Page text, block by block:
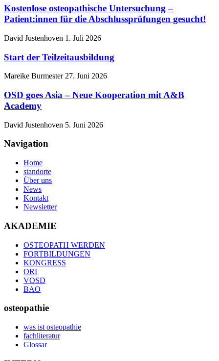
Kostenlose osteopathische Untersuchung –
Patient:innen für die Abschlussprüfungen gesucht!
David Justenhoven 1. Juli 2026
Start der Teilzeitausbildung
Mareike Burmester 27. Juni 2026
OSD goes Asia – Neue Kooperation mit A&B
Academy
David Justenhoven 5. Juni 2026
Navigation
Home
standorte
Über uns
News
Kontakt
Newsletter
AKADEMIE
OSTEOPATH WERDEN
FORTBILDUNGEN
KONGRESS
ORI
VOSD
BAO
osteopathie
was ist osteopathie
fachliteratur
Glossar